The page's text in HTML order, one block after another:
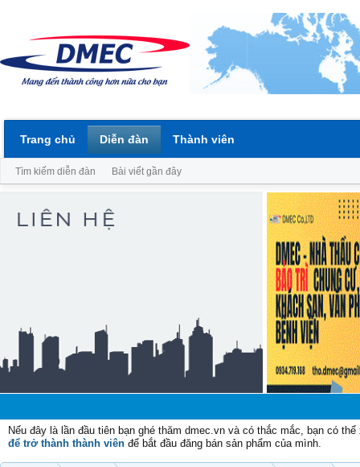
Nếu đây là lần đầu tiên bạn ghé thăm dmec.vn và có thắc mắc, bạn có
để trở thành thành viên để bắt đầu đăng bán sản phẩm của mình.
Trang chủ Diễn đàn
Tìm kiếm diễn đàn Bài viết gần đây
Thành viên